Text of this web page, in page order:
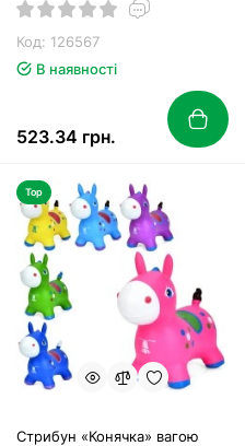
Код: 126567
В наявності
523.34 грн.
Top
Стрибун «Конячка» вагою